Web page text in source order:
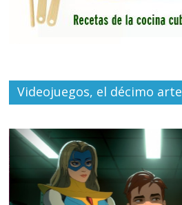
Videojuegos, el décimo arte